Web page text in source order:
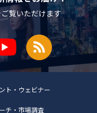
覧いただけます
ト・ウェビナー
チ・市場調査